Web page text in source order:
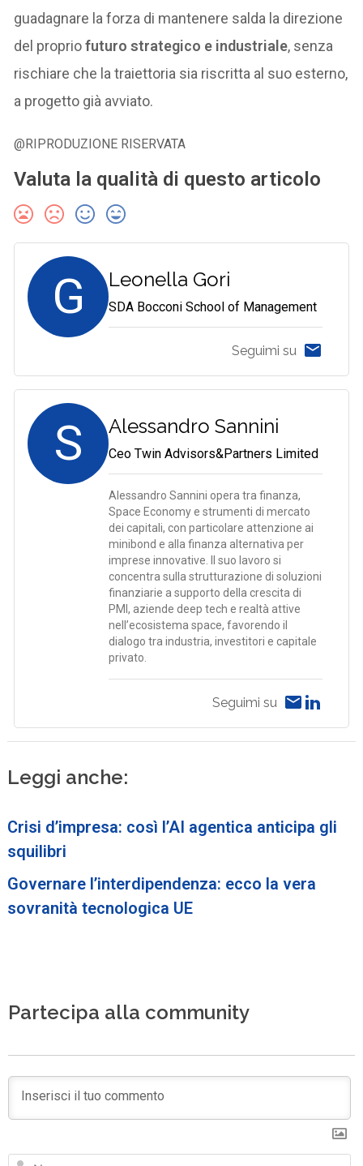
guadagnare la forza di mantenere salda la direzione
del propriofuturo strategico e industriale, senza
rischiare che la traiettoria sia riscritta al suo esterno,
a progetto già avviato.
@RIPRODUZIONE RISERVATA
Valuta la qualità di questo articolo
G Leonella Gori
SDA Bocconi School of Management
Seguimi su
S Alessandro Sannini
Ceo Twin Advisors&Partners Limited
Alessandro Sannini opera tra finanza,
Space Economy e strumenti di mercato
dei capitali, con particolare attenzione ai
minibond e alla finanza alternativa per
imprese innovative. Il suo lavoro si
concentra sulla strutturazione di soluzioni
finanziarie a supporto della crescita di
PMI, aziende deep tech e realtà attive
nell’ecosistema space, favorendo il
dialogo tra industria, investitori e capitale
privato.
Seguimi su
Leggi anche:
Crisi d’impresa: così l’AI agentica anticipa gli
squilibri
Governare l’interdipendenza: ecco la vera
sovranità tecnologica UE
Partecipa alla community